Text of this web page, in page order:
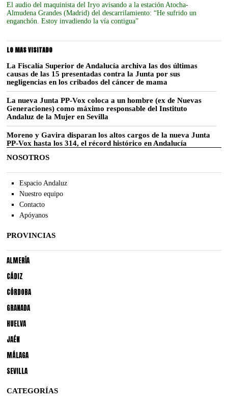
El audio del maquinista del Iryo avisando a la estación Atocha-
Almudena Grandes (Madrid) del descarrilamiento: “He sufrido un
enganchón. Estoy invadiendo la vía contigua”
LO MAS VISITADO
La Fiscalía Superior de Andalucía archiva las dos últimas
causas de las 15 presentadas contra la Junta por sus
negligencias en los cribados del cáncer de mama
La nueva Junta PP-Vox coloca a un hombre (ex de Nuevas
Generaciones) como máximo responsable del Instituto
Andaluz de la Mujer en Sevilla
Moreno y Gavira disparan los altos cargos de la nueva Junta
PP-Vox hasta los 314, el récord histórico en Andalucía
NOSOTROS
Espacio Andaluz
Nuestro equipo
Contacto
Apóyanos
PROVINCIAS
ALMERÍA
CÁDIZ
CÓRDOBA
GRANADA
HUELVA
JAÉN
MÁLAGA
SEVILLA
CATEGORÍAS